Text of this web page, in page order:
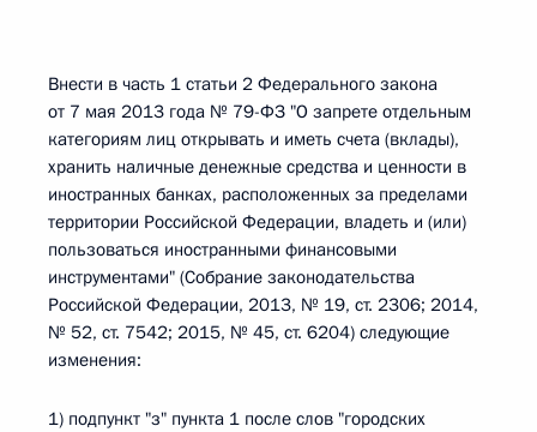
Внести в часть 1 статьи 2 Федерального закона
от 7 мая 2013 года № 79-ФЗ "О запрете отдельным
категориям лиц открывать и иметь счета (вклады),
хранить наличные денежные средства и ценности в
иностранных банках, расположенных за пределами
территории Российской Федерации, владеть и (или)
пользоваться иностранными финансовыми
инструментами" (Собрание законодательства
Российской Федерации, 2013, № 19, ст. 2306; 2014,
№ 52, ст. 7542; 2015, № 45, ст. 6204) следующие
изменения:
1) подпункт "з" пункта 1 после слов "городских